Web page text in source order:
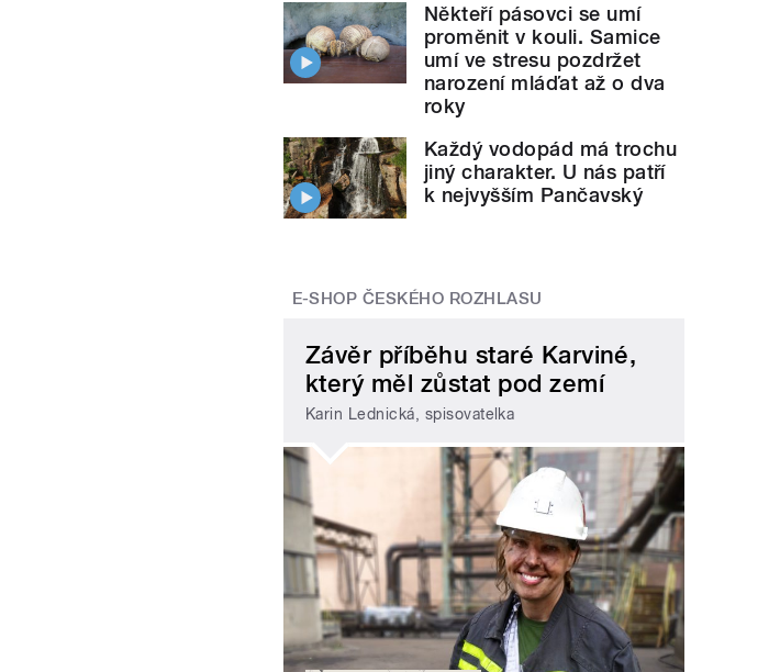
Někteří pásovci se umí
proměnit v kouli. Samice
umí ve stresu pozdržet
narození mláďat až o dva
roky
Každý vodopád má trochu
jiný charakter. U nás patří
k nejvyšším Pančavský
E-SHOP ČESKÉHO ROZHLASU
Závěr příběhu staré Karviné,
který měl zůstat pod zemí
Karin Lednická, spisovatelka